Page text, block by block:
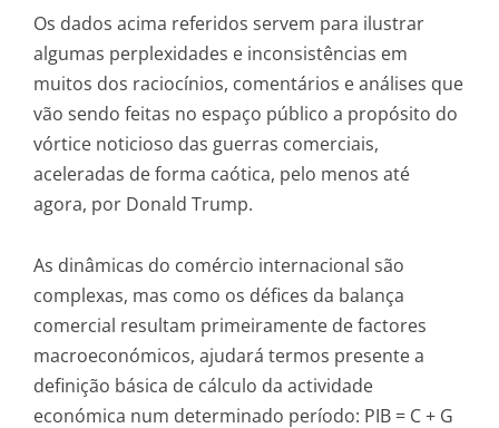
Os dados acima referidos servem para ilustrar
algumas perplexidades e inconsistências em
muitos dos raciocínios, comentários e análises que
vão sendo feitas no espaço público a propósito do
vórtice noticioso das guerras comerciais,
aceleradas de forma caótica, pelo menos até
agora, por Donald Trump.
As dinâmicas do comércio internacional são
complexas, mas como os défices da balança
comercial resultam primeiramente de factores
macroeconómicos, ajudará termos presente a
definição básica de cálculo da actividade
económica num determinado período: PIB = C + G